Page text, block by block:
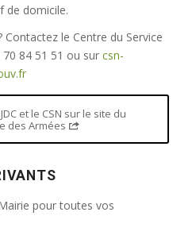
de domicile.
le Centre du Service
84 51 51 ou sur csn-
et le CSN sur le site du
des Armées
pour toutes vos